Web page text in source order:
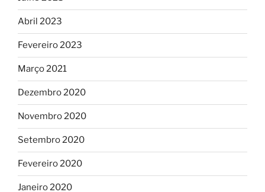
Abril 2023
Fevereiro 2023
Março 2021
Dezembro 2020
Novembro 2020
Setembro 2020
Fevereiro 2020
Janeiro 2020